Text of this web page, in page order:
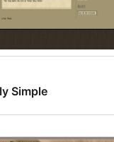
Simple